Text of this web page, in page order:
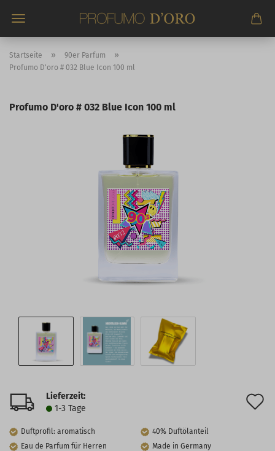
zum
Startseite » 90er Parfum »
Profumo D'oro # 032 Blue Icon 100 ml
Profumo D'oro # 032 Blue Icon 100 ml
Lieferzeit:
1-3 Tage
Duftprofil: aromatisch
40% Duftölanteil
Eau de Parfum für Herren
Made in Germany